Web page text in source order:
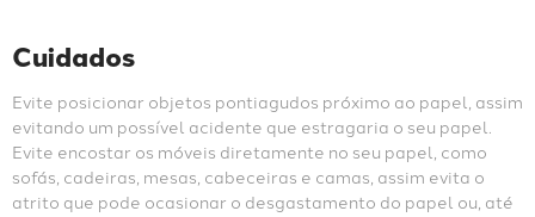
Cuidados
Evite posicionar objetos pontiagudos próximo ao papel, assim
evitando um possível acidente que estragaria o seu papel.
Evite encostar os móveis diretamente no seu papel, como
sofás, cadeiras, mesas, cabeceiras e camas, assim evita o
atrito que pode ocasionar o desgastamento do papel ou, até